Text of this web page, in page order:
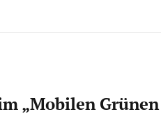
„Mobilen Grünen